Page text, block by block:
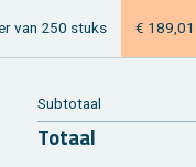
van 250 stuks € 189,01
Sub­to­taal
To­taal